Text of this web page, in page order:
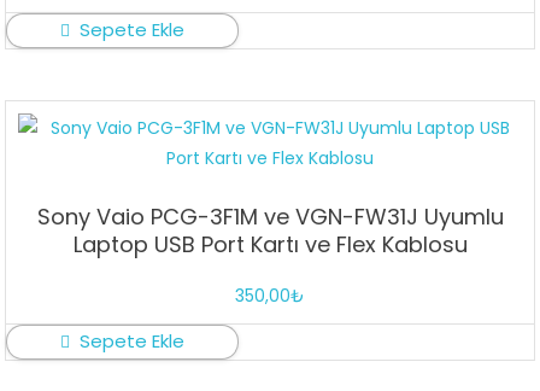
Sepete Ekle
Sony Vaio PCG-3F1M ve VGN-FW31J Uyumlu
Laptop USB Port Kartı ve Flex Kablosu
350,00₺
Sepete Ekle